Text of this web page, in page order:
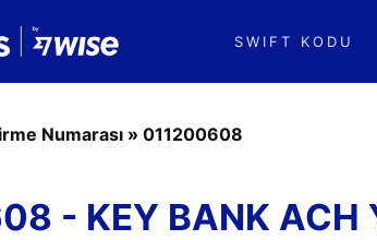
SWIFT KODU
Numarası » 011200608
- KEY BANK ACH